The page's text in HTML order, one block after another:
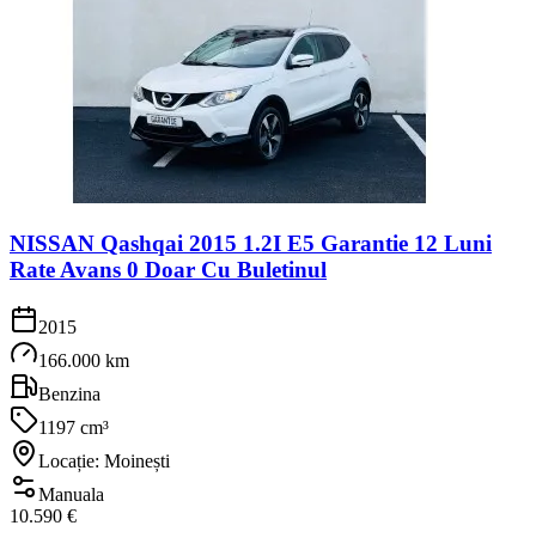
NISSAN Qashqai 2015 1.2I E5 Garantie 12 Luni
Rate Avans 0 Doar Cu Buletinul
2015
166.000 km
Benzina
1197 cm³
Locație: Moinești
Manuala
10.590 €